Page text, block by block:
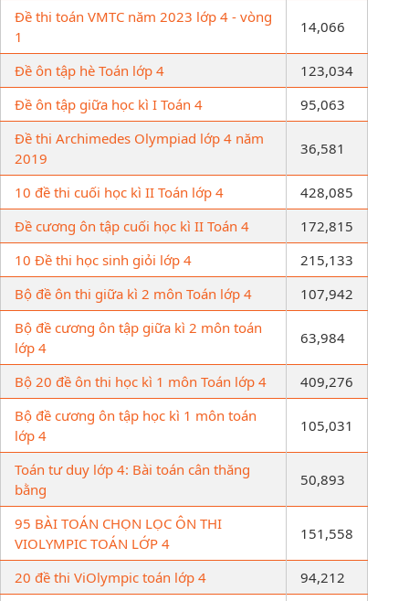
Đề thi toán VMTC năm 2023 lớp 4 - vòng
1
14,066
Đề ôn tập hè Toán lớp 4
123,034
Đề ôn tập giữa học kì I Toán 4
95,063
Đề thi Archimedes Olympiad lớp 4 năm
2019
36,581
10 đề thi cuối học kì II Toán lớp 4
428,085
Đề cương ôn tập cuối học kì II Toán 4
172,815
10 Đề thi học sinh giỏi lớp 4
215,133
Bộ đề ôn thi giữa kì 2 môn Toán lớp 4
107,942
Bộ đề cương ôn tập giữa kì 2 môn toán
lớp 4
63,984
Bộ 20 đề ôn thi học kì 1 môn Toán lớp 4
409,276
Bộ đề cương ôn tập học kì 1 môn toán
lớp 4
105,031
Toán tư duy lớp 4: Bài toán cân thăng
bằng
50,893
95 BÀI TOÁN CHỌN LỌC ÔN THI
VIOLYMPIC TOÁN LỚP 4
151,558
20 đề thi ViOlympic toán lớp 4
94,212